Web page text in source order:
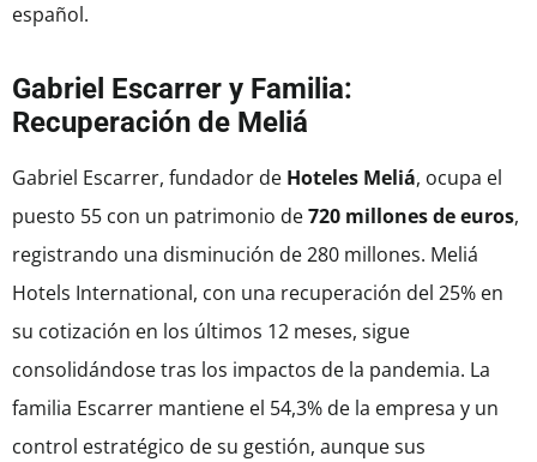
español.
Gabriel Escarrer y Familia:
Recuperación de Meliá
Gabriel Escarrer, fundador de Hoteles Meliá, ocupa el
puesto 55 con un patrimonio de720 millones de euros,
registrando una disminución de 280 millones. Meliá
Hotels International, con una recuperación del 25% en
su cotización en los últimos 12 meses, sigue
consolidándose tras los impactos de la pandemia. La
familia Escarrer mantiene el 54,3% de la empresa y un
control estratégico de su gestión, aunque sus